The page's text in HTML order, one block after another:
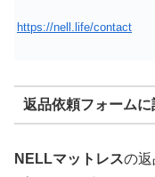
https://nell.life/contact
返品依頼フォーム
NELLマットレスの返